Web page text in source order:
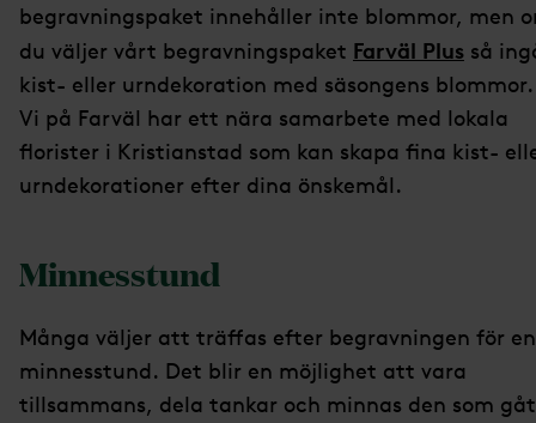
begravningspaket innehåller inte blommor, men
du väljer vårt begravningspaket Farväl Plus så
kist- eller urndekoration med säsongens blommor.
Vi på Farväl har ett nära samarbete med lokala
florister i Kristianstad som kan skapa fina kist-
urndekorationer efter dina önskemål.
Minnesstund
Många väljer att träffas efter begravningen för en
minnesstund. Det blir en möjlighet att vara
tillsammans, dela tankar och minnas den som